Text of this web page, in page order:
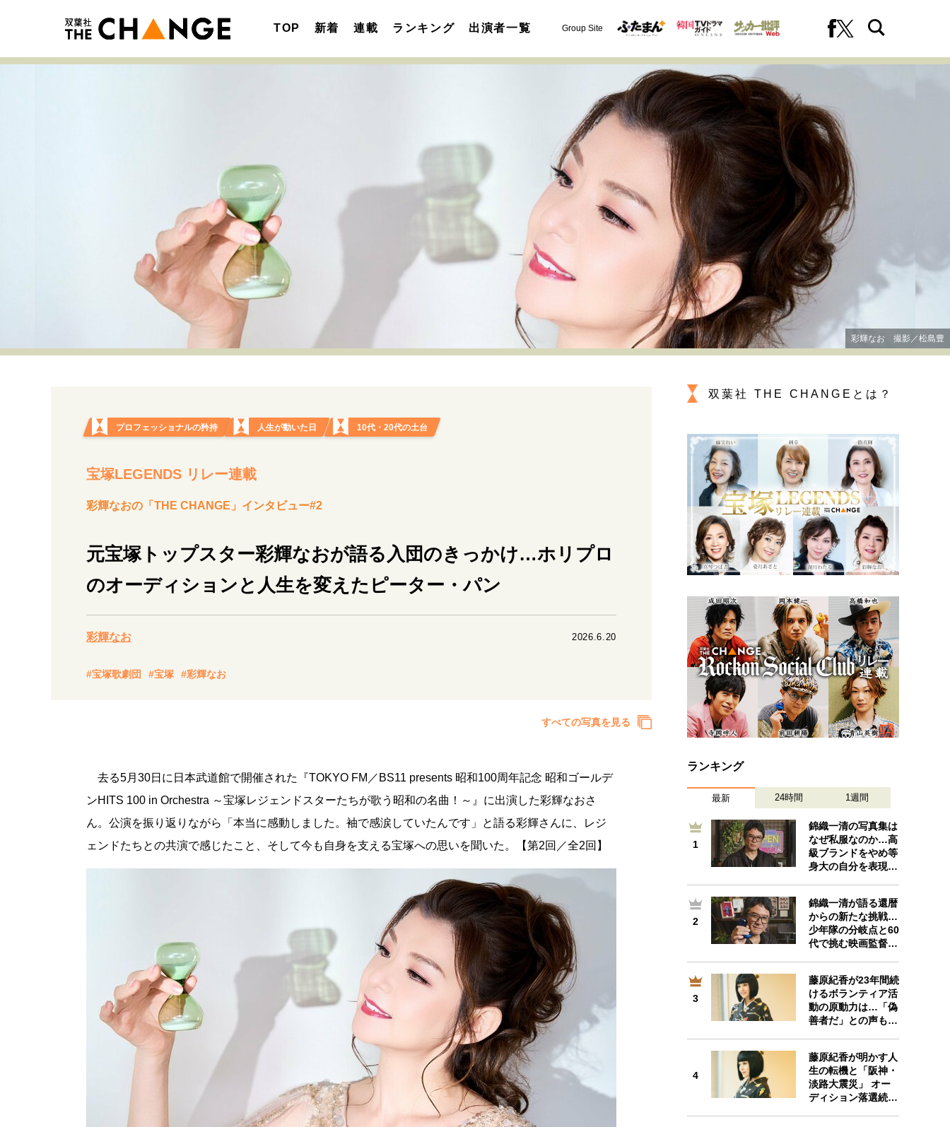
TOP 新着 連載 ランキング 出演者一覧 Group Site
運命を変えた出会い 挫折からの再起 未知への挑戦
プロフェッショナルの矜持
10代の挫折と原点
キャリア・働き方 独立という決断 大人の学び直し
ファーストキャリアを拓く
経営・ビジネス 次世代へのバトン トップが描く未来
ライフスタイル・生き方 40代からの景色 50代のリアル
病が教えてくれたこと
一生モノの愛用品
社会・カルチャー・マネー 地域とつながる/お金との付き合い方
彩輝なお 撮影／松島豊
プロフェッショナルの矜持 人生が動いた日 10代・20代の土台
宝塚LEGENDS リレー連載
彩輝なおの「THE CHANGE」インタビュー#2
元宝塚トップスター彩輝なおが語る入団のきっかけ…ホリプロ
のオーディションと人生を変えたピーター・パン
彩輝なお 2026.6.20
#宝塚歌劇団 #宝塚 #彩輝なお
すべての写真を見る
去る5月30日に日本武道館で開催された『TOKYO FM／BS11 presents 昭和100周年記念 昭和ゴールデ
ンHITS 100 in Orchestra ～宝塚レジェンドスターたちが歌う昭和の名曲！～』に出演した彩輝なおさ
ん。公演を振り返りながら「本当に感動しました。袖で感涙していたんです」と語る彩輝さんに、レジ
ェンドたちとの共演で感じたこと、そして今も自身を支える宝塚への思いを聞いた。【第2回／全2回】
双葉社 THE CHANGEとは？
ランキング
最新 24時間 1週間
1
錦織一清の写真集は
なぜ私服なのか…高
級ブランドをやめ等
身大の自分を表現…
2
錦織一清が語る還暦
からの新たな挑戦…
少年隊の分岐点と60
代で挑む映画監督…
3
藤原紀香が23年間続
けるボランティア活
動の原動力は…「偽
善者だ」との声も…
4
藤原紀香が明かす人
生の転機と「阪神・
淡路大震災」 オー
ディション落選続…